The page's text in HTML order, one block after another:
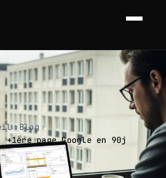
›Blog ›
+1ère page Google en 90j